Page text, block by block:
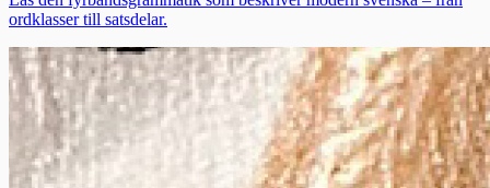
ordklasser till satsdelar.